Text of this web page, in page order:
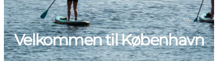
Velkommen til København